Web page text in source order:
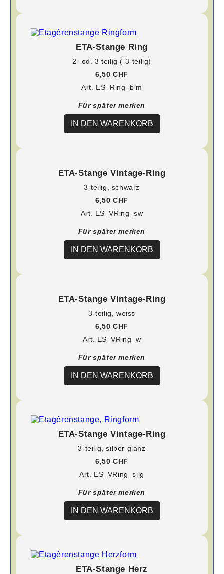
ETA-Stange Ring
2- od. 3 teilig ( 3-teilig)
6,50 CHF
Art. ES_Ring_blm
Für später merken
IN DEN WARENKORB
ETA-Stange Vintage-Ring
3-teilig, schwarz
6,50 CHF
Art. ES_VRing_sw
Für später merken
IN DEN WARENKORB
ETA-Stange Vintage-Ring
3-teilig, weiss
6,50 CHF
Art. ES_VRing_w
Für später merken
IN DEN WARENKORB
ETA-Stange Vintage-Ring
3-teilig, silber glanz
6,50 CHF
Art. ES_VRing_silg
Für später merken
IN DEN WARENKORB
ETA-Stange Herz